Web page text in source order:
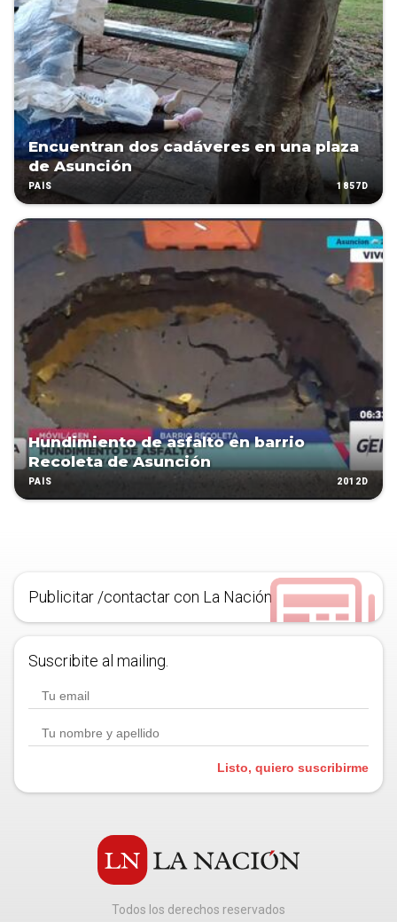
Encuentran dos cadáveres en una plaza
de Asunción
PAÍS 1857D
Hundimiento de asfalto en barrio
Recoleta de Asunción
PAÍS 2012D
Publicitar /contactar con La Nación
Suscribite al mailing.
Listo, quiero suscribirme
Todos los derechos reservados